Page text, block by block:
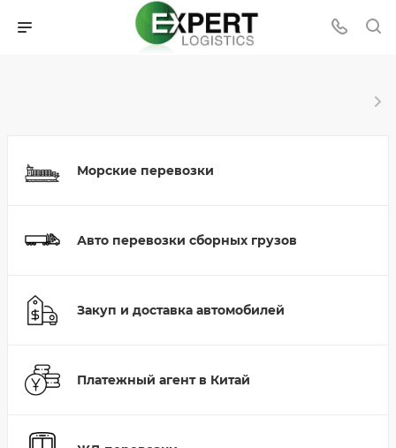
Морские перевозки
Авто перевозки сборных грузов
Закуп и доставка автомобилей
Платежный агент в Китай